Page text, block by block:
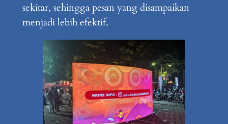
sekitar, sehingga pesan yang disampaikan
menjadi lebih efektif.